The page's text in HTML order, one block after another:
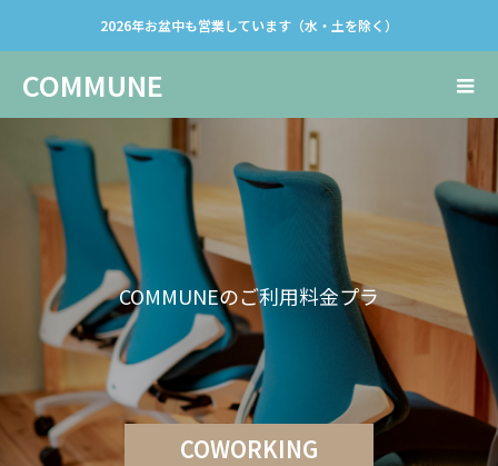
2026年お盆中も営業しています（水・土を除く）
COMMUNE
COWORKING
COMMUNEのご利用料金プランを紹 介し